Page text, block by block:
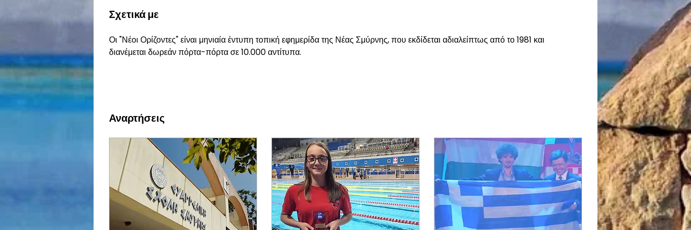
Σχετικά με
Οι "Νέοι Ορίζοντες" είναι μηνιαία έντυπη τοπική εφημερίδα της Νέας Σμύρνης, που εκδίδεται αδιαλείπτως από το 1981 και
διανέμεται δωρεάν πόρτα-πόρτα σε 10.000 αντίτυπα.
Αναρτήσεις